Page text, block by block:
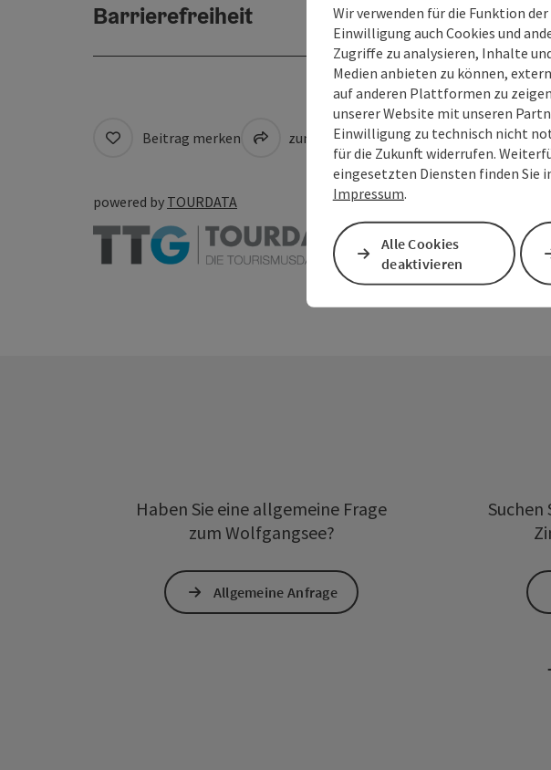
Barrierefreiheit
Beitrag merken zum Merkzettel PDF erstellen
powered by TOURDATA
Haben Sie eine allgemeine Frage
zum Wolfgangsee?
Allgemeine Anfrage
Suchen
Wir verwenden für die Funktion
Einwilligung auch Cookies und
Zugriffe zu analysieren, Inhalte
Medien anbieten zu können,
auf anderen Plattformen zu
unserer Website mit unseren
Einwilligung zu technisch nicht
für die Zukunft widerrufen.
eingesetzten Diensten finden Sie
Impressum.
Alle Cookies
deaktivieren